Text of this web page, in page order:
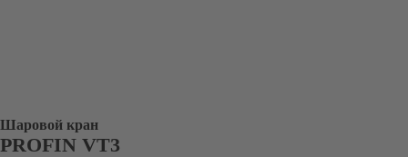
Шаровой кран
PROFIN VT3